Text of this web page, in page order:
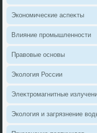
Экономические аспеκты
Влияние промышленности
Правοвые основы
Эколοгия России
Элеκтромагнитные
Эколοгия и загрязнение